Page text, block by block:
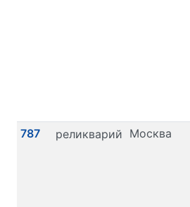
787 реликварий Москва